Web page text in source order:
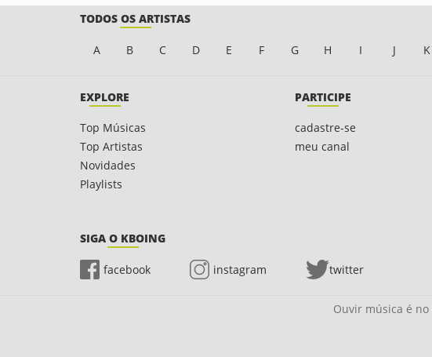
TODOS OS ARTISTAS
A B C D E F G H I J K
EXPLORE
Top Músicas
Top Artistas
Novidades
Playlists
PARTICIPE
cadastre-se
meu canal
SIGA O KBOING
facebook instagram twitter
Ouvir música é no